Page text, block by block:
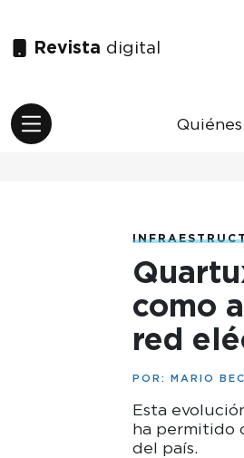
Revista digital
como
red
POR: MARIO
Esta
ha permitido
del país.